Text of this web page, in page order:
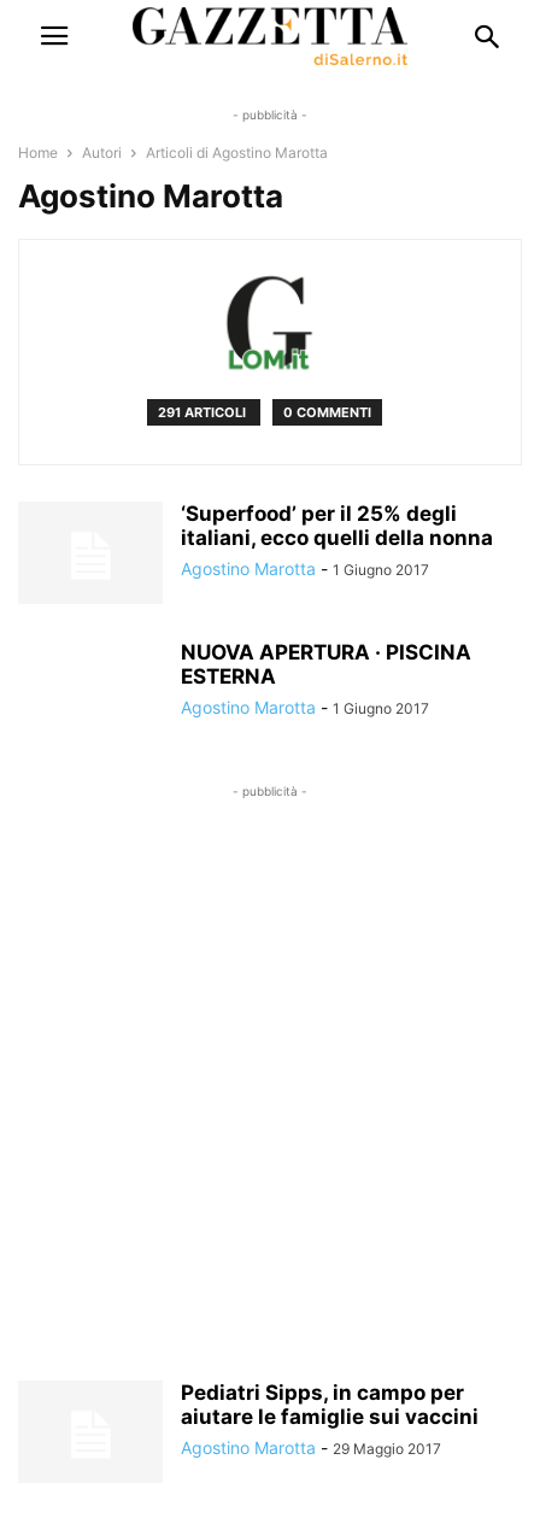
- pubblicità -
Home Autori Articoli di Agostino Marotta
Agostino Marotta
291 ARTICOLI 0 COMMENTI
‘Superfood’ per il 25% degli
italiani, ecco quelli della nonna
Agostino Marotta - 1 Giugno 2017
NUOVA APERTURA · PISCINA
ESTERNA
Agostino Marotta - 1 Giugno 2017
- pubblicità -
Pediatri Sipps, in campo per
aiutare le famiglie sui vaccini
Agostino Marotta - 29 Maggio 2017